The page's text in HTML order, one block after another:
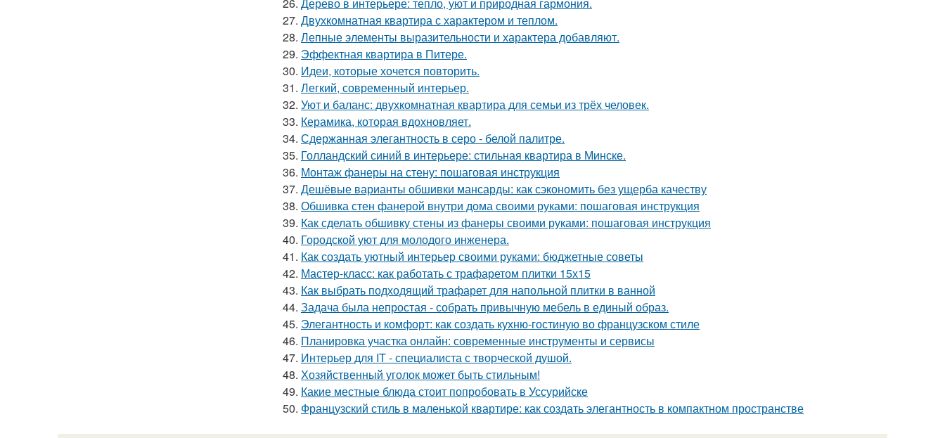
27. Двухкомнатная квартира с характером и теплом.
28. Лепные элементы выразительности и характера добавляют.
29. Эффектная квартира в Питере.
30. Идеи, которые хочется повторить.
31. Легкий, современный интерьер.
32. Уют и баланс: двухкомнатная квартира для семьи из трёх человек.
33. Керамика, которая вдохновляет.
34. Сдержанная элегантность в серо - белой палитре.
35. Голландский синий в интерьере: стильная квартира в Минске.
36. Монтаж фанеры на стену: пошаговая инструкция
37. Дешёвые варианты обшивки мансарды: как сэкономить без ущерба качеству
38. Обшивка стен фанерой внутри дома своими руками: пошаговая инструкция
39. Как сделать обшивку стены из фанеры своими руками: пошаговая инструкция
40. Городской уют для молодого инженера.
41. Как создать уютный интерьер своими руками: бюджетные советы
42. Мастер-класс: как работать с трафаретом плитки 15х15
43. Как выбрать подходящий трафарет для напольной плитки в ванной
44. Задача была непростая - собрать привычную мебель в единый образ.
45. Элегантность и комфорт: как создать кухню-гостиную во французском стиле
46. Планировка участка онлайн: современные инструменты и сервисы
47. Интерьер для IT - специалиста с творческой душой.
48. Хозяйственный уголок может быть стильным!
49. Какие местные блюда стоит попробовать в Уссурийске
50. Французский стиль в маленькой квартире: как создать элегантность в компактном пространстве